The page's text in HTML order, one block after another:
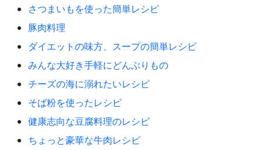
さつまいもを使った簡単レシピ
豚肉料理
ダイエットの味方、スープの簡単レシピ
みんな大好き手軽にどんぶりもの
チーズの海に溺れたいレシピ
そば粉を使ったレシピ
健康志向な豆腐料理のレシピ
ちょっと豪華な牛肉レシピ